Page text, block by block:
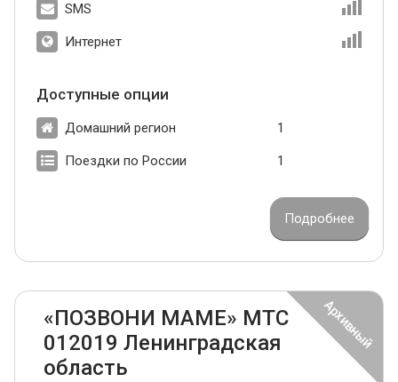
SMS
Интернет
Доступные опции
Домашний регион 1
Поездки по России 1
Подробнее
«ПОЗВОНИ МАМЕ» МТС
012019 Ленинградская
область